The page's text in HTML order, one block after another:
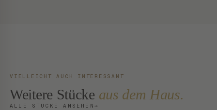
VIELLEICHT AUCH INTERESSANT
Weitere Stücke aus dem Haus.
ALLE STÜCKE ANSEHEN →